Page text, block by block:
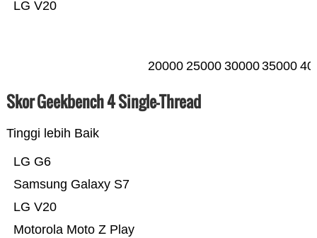
LG V20
20000 25000 3000035000
Skor Geekbench 4 Single-Thread
Tinggi lebih Baik
Motorola Moto Z Play
LG V20
Samsung Galaxy S7
LG G6